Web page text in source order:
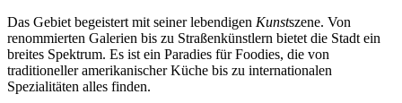
Das Gebiet begeistert mit seiner lebendigen Kunstszene. Von
renommierten Galerien bis zu Straßenkünstlern bietet die Stadt ein
breites Spektrum. Es ist ein Paradies für Foodies, die von
traditioneller amerikanischer Küche bis zu internationalen
Spezialitäten alles finden.